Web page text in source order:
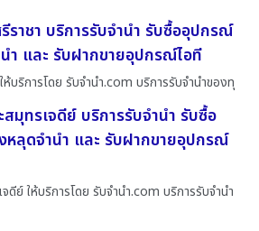
ราชา บริการรับจำนำ รับซื้ออุปกรณ์
ำ และ รับฝากขายอุปกรณ์ไอที
ห้บริการโดย รับจํานํา.com บริการรับจำนำของทุ
มุทรเจดีย์ บริการรับจำนำ รับซื้อ
ลุดจำนำ และ รับฝากขายอุปกรณ์
ดีย์ ให้บริการโดย รับจํานํา.com บริการรับจำนำ